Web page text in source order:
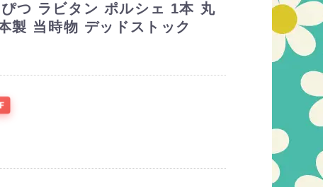
ぴつ ラビタン ポルシェ 1本 丸
製 当時物 デッドストック